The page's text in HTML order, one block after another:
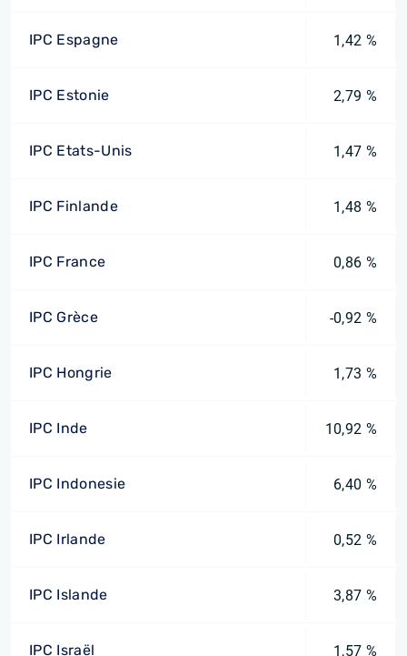
IPC Espagne 1,42 %
IPC Estonie 2,79 %
IPC Etats-Unis 1,47 %
IPC Finlande 1,48 %
IPC France 0,86 %
IPC Grèce -0,92 %
IPC Hongrie 1,73 %
IPC Inde 10,92 %
IPC Indonesie 6,40 %
IPC Irlande 0,52 %
IPC Islande 3,87 %
IPC Israël 1,57 %